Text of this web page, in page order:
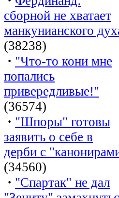
сборной не хватает
манкунианского
(38238)
· "Что-то кони мне
попались
привередливые!"
(36574)
· "Шпоры" готовы
заявить о себе в
дерби с
(34560)
· "Спартак" не дал